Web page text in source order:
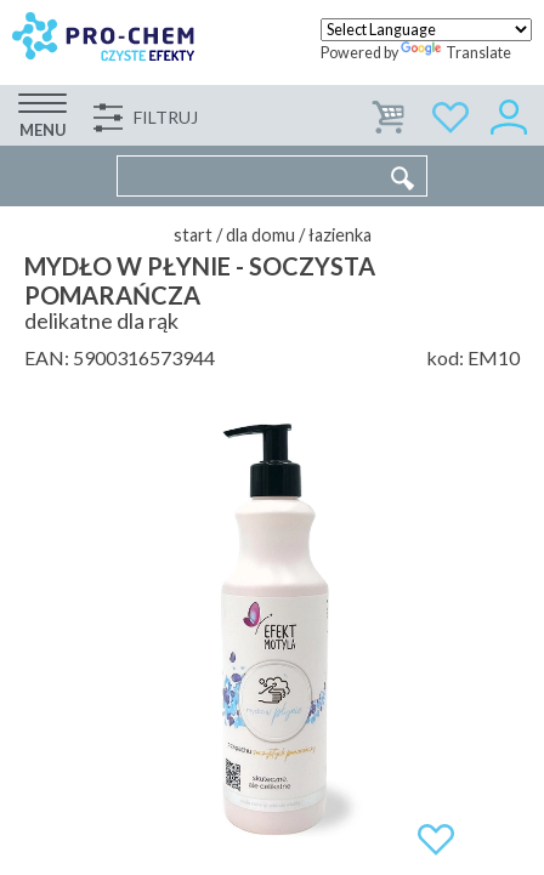
Powered by Translate
MENU
FILTRUJ WSPÓŁPRACA KONTAKT
start / dla domu / łazienka
MYDŁO W PŁYNIE - SOCZYSTA
POMARAŃCZA
delikatne dla rąk
EAN: 5900316573944 kod: EM10